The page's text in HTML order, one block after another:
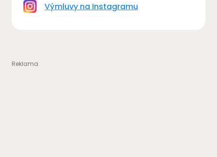
Výmluvy na Instagramu